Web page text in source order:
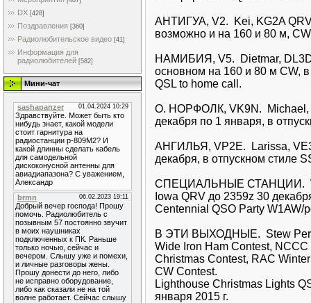
DX [428]
Поздравления [360]
Радиолюбительское видео [41]
Информация для
радиолюбителей [582]
Мини-чат
АНТИГУА, V2. Kei, KG2A QRV
возможно и на 160 и 80 м,
НАМИБИЯ, V5. Dietmar,
основном на 160 и 80 м CW,
QSL to home call.
О. НОРФОЛК, VK9N. Michael,
декабря по 1 января, в
АНГИЛЬЯ, VP2E. Larissa,
декабря, в отпускном стиле
СПЕЦИАЛЬНЫЕ СТАНЦИИ.
Iowa QRV до 2359z 30
Centennial QSO Party W1AW/
В ЭТИ ВЫХОДНЫЕ. Stew
Wide Iron Ham Contest,
Christmas Contest, RAC
CW Contest.
Lighthouse Christmas Lights
января 2015 г.